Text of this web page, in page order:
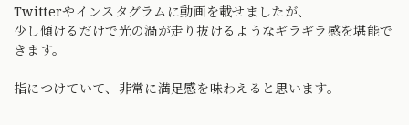
Twitterやインスタグラムに動画を載せましたが、
少し傾けるだけで光の渦が走り抜けるようなギラギラ感を堪能で
きます。
指につけていて、非常に満足感を味わえると思います。